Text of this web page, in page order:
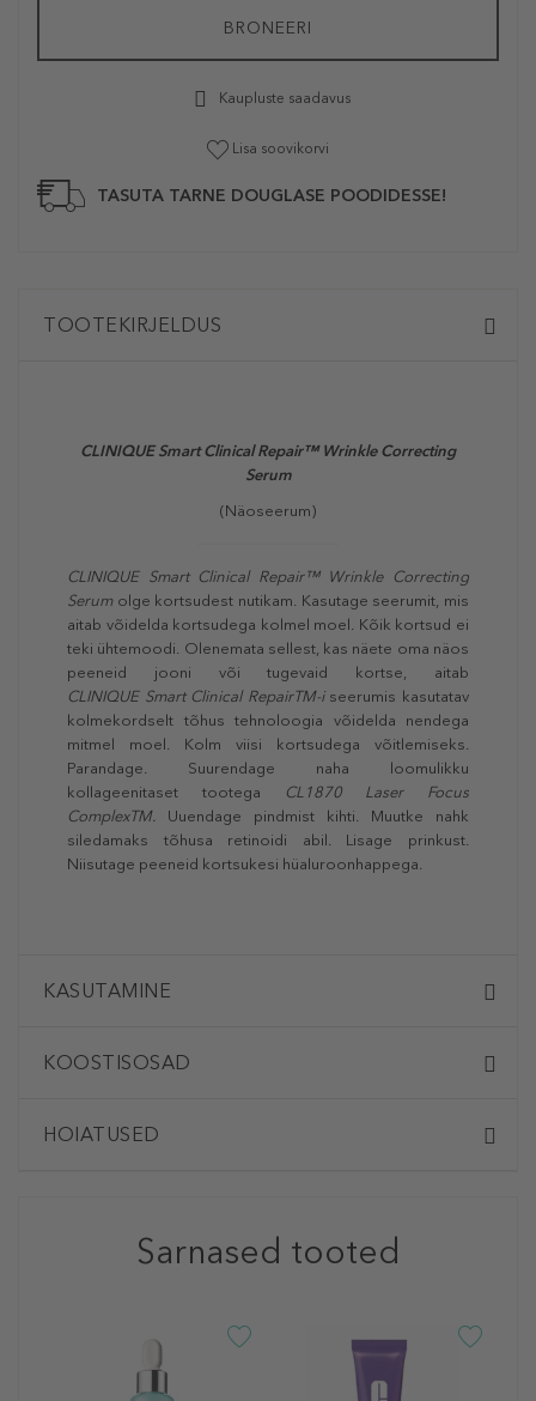
BRONEERI
Kaupluste saadavus
Lisa soovikorvi
TASUTA TARNE DOUGLASE POODIDESSE!
TOOTEKIRJELDUS
CLINIQUE Smart Clinical Repair™ Wrinkle Correcting
Serum
(Näoseerum)
CLINIQUE Smart Clinical Repair™ Wrinkle Correcting
Serum olge kortsudest nutikam. Kasutage seerumit, mis
aitab võidelda kortsudega kolmel moel. Kõik kortsud ei
teki ühtemoodi. Olenemata sellest, kas näete oma näos
peeneid jooni või tugevaid kortse, aitab
CLINIQUE Smart Clinical RepairTM-iseerumis kasutatav
kolmekordselt tõhus tehnoloogia võidelda nendega
mitmel moel. Kolm viisi kortsudega võitlemiseks.
Parandage. Suurendage naha loomulikku
kollageenitaset tootega
CL1870 Laser Focus
ComplexTM. Uuendage pindmist kihti. Muutke nahk
siledamaks tõhusa retinoidi abil. Lisage prinkust.
Niisutage peeneid kortsukesi hüaluroonhappega.
KASUTAMINE
KOOSTISOSAD
HOIATUSED
Sarnased tooted